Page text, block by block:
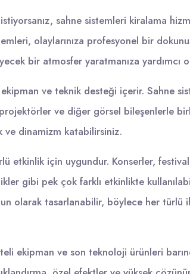
sahne sistemleri kiralama
olaylarınıza profesyonel bir
bir atmosfer yaratmanıza yardımcı
ve teknik desteği içerir. Sahne
ve diğer görsel bileşenlerle
ve dinamizm katabilirsiniz.
etkinlik için uygundur. Konserler,
gibi pek çok farklı etkinlikte
olarak tasarlanabilir, böylece her türlü
ekipman ve son teknoloji ürünleri